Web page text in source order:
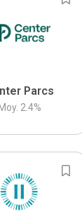
Parcs
Moy. 2.4%